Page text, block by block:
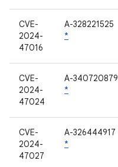
CVE-
2024-
47016
A-328221525
*
CVE-
2024-
47024
A-340720879
*
CVE-
2024-
47027
A-326444917
*